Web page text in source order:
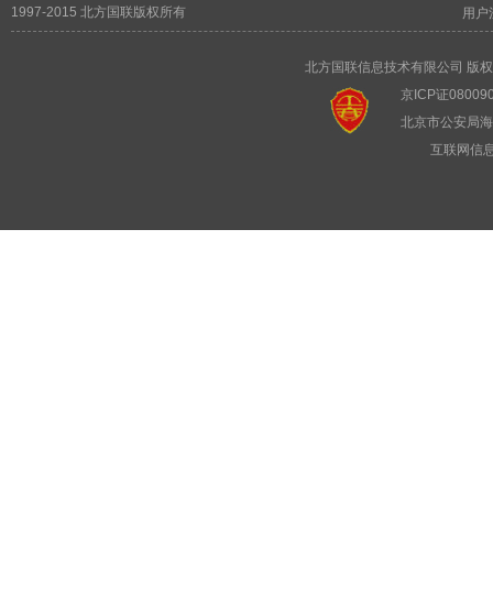
1997-2015 北方国联版权所有 用户
北方国联信息技术有限公司 版
京ICP证
北京市公安局
互联网信